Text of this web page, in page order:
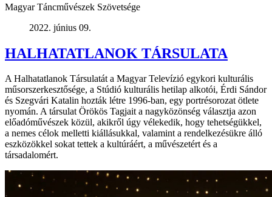
Magyar Táncművészek Szövetsége
2022. június 09.
HALHATATLANOK TÁRSULATA
A Halhatatlanok Társulatát a Magyar Televízió egykori kulturális
műsorszerkesztősége, a Stúdió kulturális hetilap alkotói, Érdi Sándor
és Szegvári Katalin hozták létre 1996-ban, egy portrésorozat ötlete
nyomán. A társulat Örökös Tagjait a nagyközönség választja azon
előadóművészek közül, akikről úgy vélekedik, hogy tehetségükkel,
a nemes célok melletti kiállásukkal, valamint a rendelkezésükre álló
eszközökkel sokat tettek a kultúráért, a művészetért és a
társadalomért.